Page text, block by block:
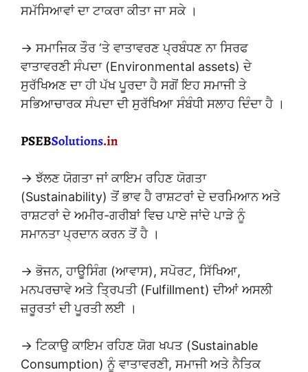
ਸਮੱਸਿਆਵਾਂ ਦਾ ਟਾਕਰਾ ਕੀਤਾ ਜਾ ਸਕੇ ।
→ ਸਮਾਜਿਕ ਤੌਰ ‘ਤੇ ਵਾਤਾਵਰਣ ਪ੍ਰਬੰਧਣ ਨਾ ਸਿਰਫ
ਵਾਤਾਵਰਣੀ ਸੰਪਦਾ (Environmental assets) ਦੇ
ਸੁਰੱਖਿਅਣ ਦਾ ਹੀ ਪੱਖ ਪੂਰਦਾ ਹੈ ਸਗੋਂ ਇਹ ਸਮਾਜੀ ਤੇ
ਸਭਿਆਚਾਰਕ ਸੰਪਦਾ ਦੀ ਸੁਰੱਖਿਆ ਸੰਬੰਧੀ ਸਲਾਹ ਦਿੰਦਾ ਹੈ ।
→ ਝੱਲਣ ਯੋਗਤਾ ਜਾਂ ਕਾਇਮ ਰਹਿਣ ਯੋਗਤਾ
(Sustainability) ਤੋਂ ਭਾਵ ਹੈ ਰਾਸ਼ਟਰਾਂ ਦੇ ਦਰਮਿਆਨ ਅਤੇ
ਰਾਸ਼ਟਰਾਂ ਦੇ ਅਮੀਰ-ਗਰੀਬਾਂ ਵਿਚ ਪਾਏ ਜਾਂਦੇ ਪਾੜੇ ਨੂੰ
ਸਮਾਨਤਾ ਪ੍ਰਦਾਨ ਕਰਨ ਤੋਂ ਹੈ ।
→ ਭੋਜਨ, ਹਾਊਸਿੰਗ (ਆਵਾਸ), ਸਪੋਰਟ, ਸਿੱਖਿਆ,
ਮਨਪਰਚਾਵੇ ਅਤੇ ਤ੍ਰਿਪਤੀ (Fulfillment) ਦੀਆਂ ਅਸਲੀ
ਜ਼ਰੂਰਤਾਂ ਦੀ ਪੂਰਤੀ ਲਈ ।
→ ਟਿਕਾਉ ਕਾਇਮ ਰਹਿਣ ਯੋਗ ਖਪਤ (Sustainable
Consumption) ਨੂੰ ਵਾਤਾਵਰਣੀ, ਸਮਾਜੀ ਅਤੇ ਨੈਤਿਕ